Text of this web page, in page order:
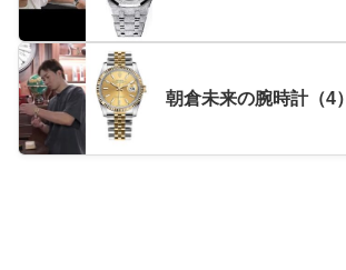
朝倉未来の腕時計（4）